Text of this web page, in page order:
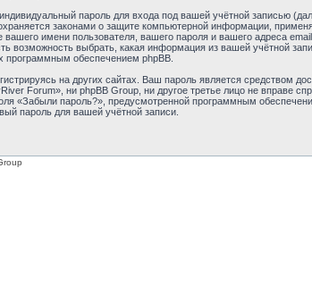
пароль для входа под вашей учётной записью
законами о защите компьютерной информации,
имени пользователя, вашего пароля и вашего адреса
возможность выбрать, какая информация из вашей учётной
программным обеспечением phpBB.
на других сайтах. Ваш пароль является средством
Forum», ни phpBB Group, ни другое третье лицо не вправе
«Забыли пароль?», предусмотренной программным
пароль для вашей учётной записи.